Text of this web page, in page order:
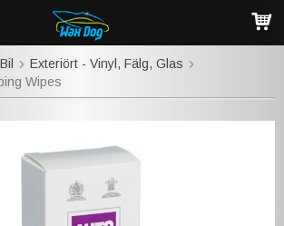
Exteriört - Vinyl, Fälg, Glas
Wipes